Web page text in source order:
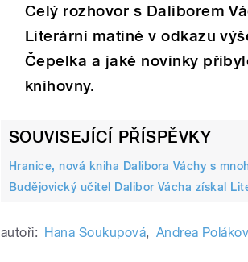
Celý rozhovor s Daliborem
Literární matiné v odkazu
Čepelka a jaké novinky
knihovny.
SOUVISEJÍCÍ PŘÍSPĚVKY
Hranice, nová kniha Dalibora Váchy s
Budějovický učitel Dalibor Vácha získal
autoři: Hana Soukupová, Andrea